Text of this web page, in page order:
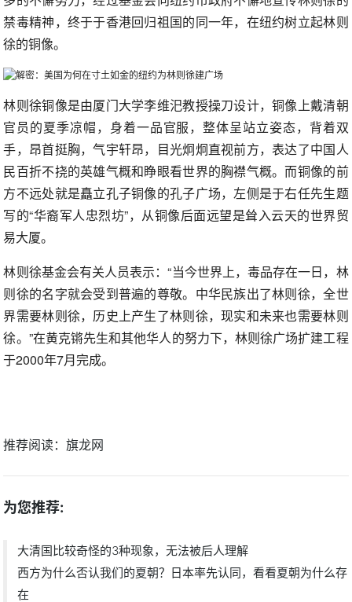
禁毒精神，终于于香港回归祖国的同一年，在纽约树立起林则
徐的铜像。
林则徐铜像是由厦门大学李维汜教授操刀设计，铜像上戴清朝
官员的夏季凉帽，身着一品官服，整体呈站立姿态，背着双
手，昂首挺胸，气宇轩昂，目光炯炯直视前方，表达了中国人
民百折不挠的英雄气概和睁眼看世界的胸襟气概。而铜像的前
方不远处就是矗立孔子铜像的孔子广场，左侧是于右任先生题
写的“华裔军人忠烈坊”，从铜像后面远望是耸入云天的世界贸
易大厦。
林则徐基金会有关人员表示：“当今世界上，毒品存在一日，林
则徐的名字就会受到普遍的尊敬。中华民族出了林则徐，全世
界需要林则徐，历史上产生了林则徐，现实和未来也需要林则
徐。”在黄克锵先生和其他华人的努力下，林则徐广场扩建工程
于2000年7月完成。
推荐阅读：旗龙网
为您推荐:
大清国比较奇怪的3种现象，无法被后人理解
西方为什么否认我们的夏朝？日本率先认同，看看夏朝为什么存
在